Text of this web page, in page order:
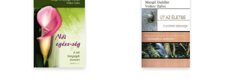
Természettudomány
Történelem